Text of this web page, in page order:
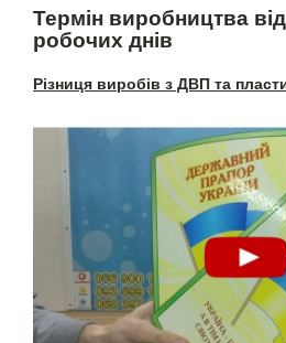
Термін виробництва
робочих днів
Різниця виробів з ДВП та